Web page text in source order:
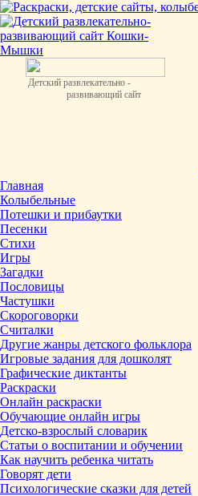
Детский развлекательно -
развивающий сайт
Главная
Колыбельные
Потешки и прибаутки
Песенки
Стихи
Игры
Загадки
Пословицы
Частушки
Скороговорки
Считалки
Другие жанры детского фольклора
Игровые задания для дошколят
Графические диктанты
Раскраски
Онлайн раскраски
Обучающие онлайн игры
Детско-взрослый словарик
Статьи о воспитании и обучении
Как научить ребенка читать
Говорят дети
Психологические сказки для детей